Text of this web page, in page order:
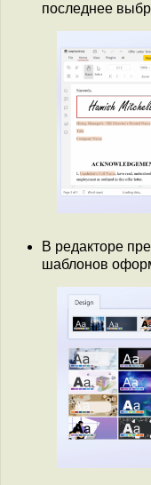
последнее
В редакторе
шаблонов